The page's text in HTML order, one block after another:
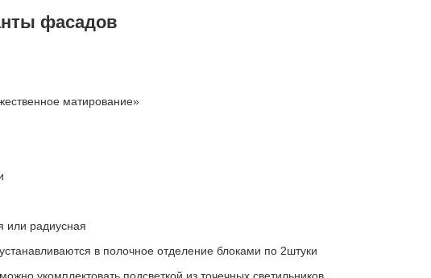
фасадов
матирование»
радиусная
в полочное отделение блоками по 2штуки